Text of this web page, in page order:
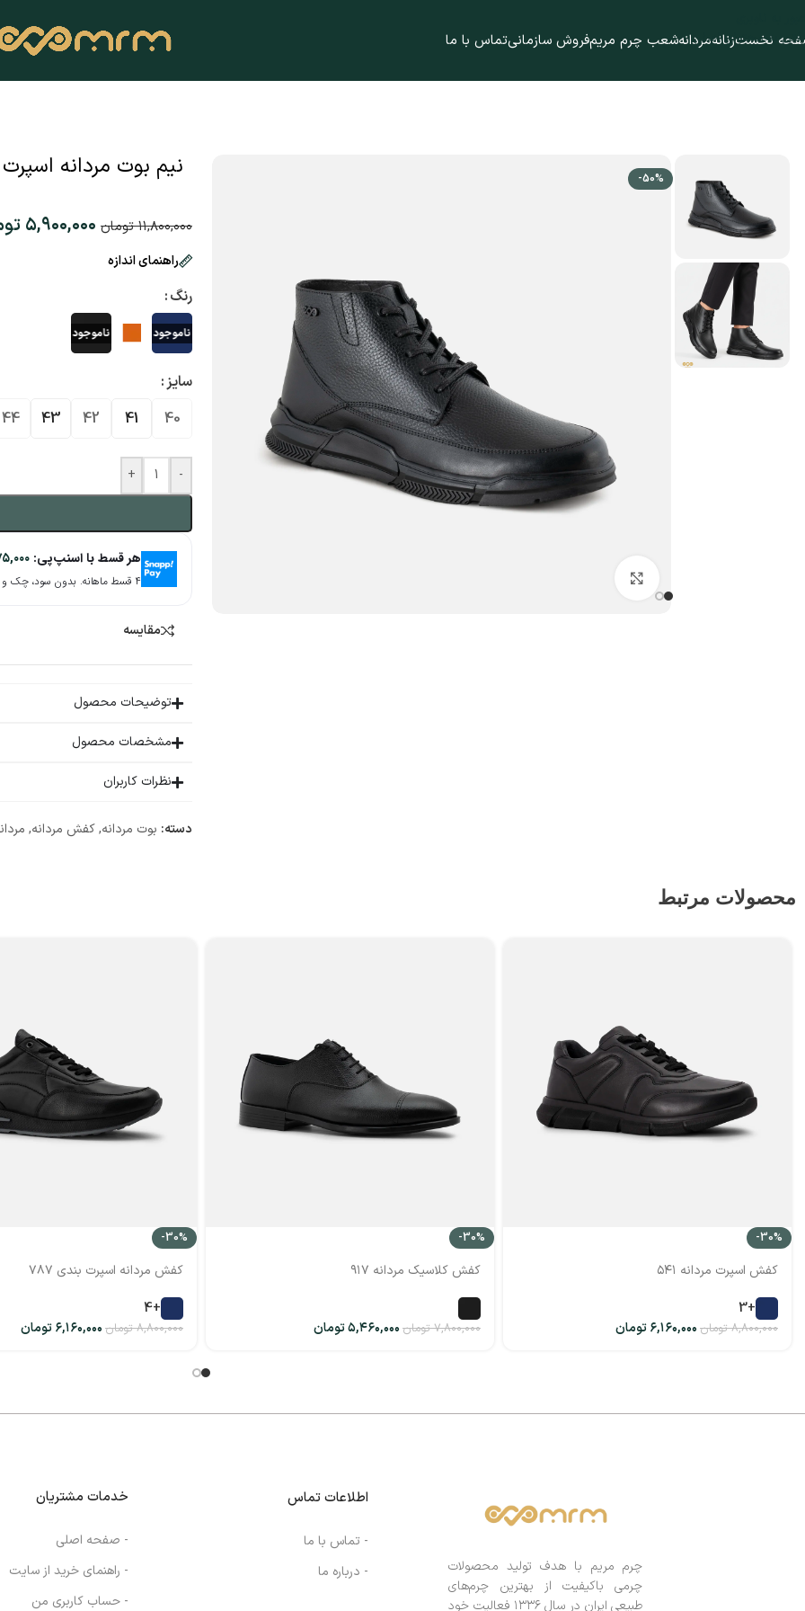
رفتن به محتوای اصلی
نخستزنانهمردانهشعب چرم مریمفروش سازمانیتماس با ما
-50% نیم بوت مردانه اسپرت
۱۱,۸۰۰,۰۰۰ تومان ۵,۹۰۰,۰۰۰
راهنمای اندازه
رنگ
سایز
40
41
42
43
44
-
+
هر قسط با اسنپ‌پی:
۴ قسط ماهانه. بدون سود، چک و ضامن.
مقایسه
توضیحات محصول
مشخصات محصول
نظرات کاربران
دسته: بوت مردانه,کفش مردانه,
محصولات مرتبط
-30%
کفش اسپرت مردانه ۵۴۱
+3
۸,۸۰۰,۰۰۰ تومان ۶,۱۶۰,۰۰۰تومان
-30%
کفش کلاسیک مردانه ۹۱۷
۷,۸۰۰,۰۰۰ تومان ۵,۴۶۰,۰۰۰تومان
-30%
کفش مردانه اسپرت بندی ۷۸۷
+4
۸,۸۰۰,۰۰۰ تومان ۶,۱۶۰,۰۰۰تومان
چرم مریم با هدف تولید محصولات
چرمی باکیفیت از بهترین چرم‌های
طبیعی ایران در سال ۱۳۳۶ فعالیت خود
اطلاعات تماس
- تماس با ما
- درباره ما
خدمات مشتریان
- صفحه اصلی
- راهنمای خرید از سایت
- حساب کاربری من